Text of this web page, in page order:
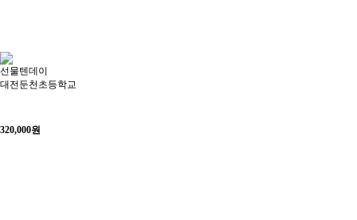
선물텐데이
대전둔천초등학교
320,000원